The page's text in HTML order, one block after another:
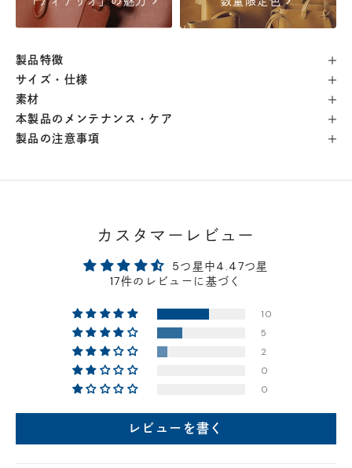
自由が丘店 - 在庫 -
横浜店
軽井澤工房店
- 在庫 - △
△
- 在庫 -△
店舗に在庫がある場合、お支払金額が合計300,000
新製品については販売開始日より取扱いとなります。
製品特徴
サイズ・仕様
素材
本製品のメンテナンス・ケア
製品の注意事項
カスタマーレビュー
5つ星中4.47つ星
17件のレビューに基づく
10
5
2
0
0
レビューを書く